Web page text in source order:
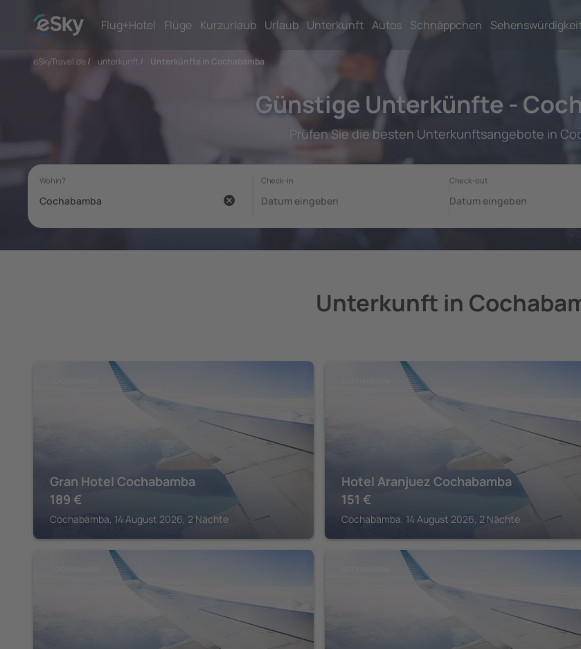
Flug+Hotel Flüge Kurzurlaub Urlaub Unterkunft Autos Schnäppchen
eSkyTravel.de/ unterkunft / Unterkünfte in Cochabamba
Günstige Unterkünfte -
Prüfen Sie die besten Unterkunftsangebote in
Unterkunft in
Gran Hotel Cochabamba
189 €
Cochabamba, 14 August 2026, 2 Nächte
Hotel Aranjuez Cochabamba
151 €
Cochabamba, 14 August 2026, 2 Nächte